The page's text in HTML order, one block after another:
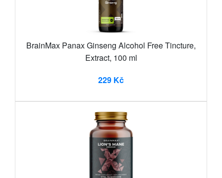
BrainMax Panax Ginseng Alcohol Free Tincture,
Extract, 100 ml
229 Kč